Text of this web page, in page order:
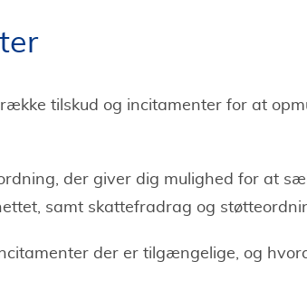
tilskud og incitamenter for at
der giver dig mulighed for at
samt skattefradrag og
der er tilgængelige, og